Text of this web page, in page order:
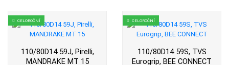
CELOROČNÍ
110/80D14 59J, Pirelli,
MANDRAKE MT 15
CELOROČNÍ
110/80D14 59S, TVS
Eurogrip, BEE CONNECT